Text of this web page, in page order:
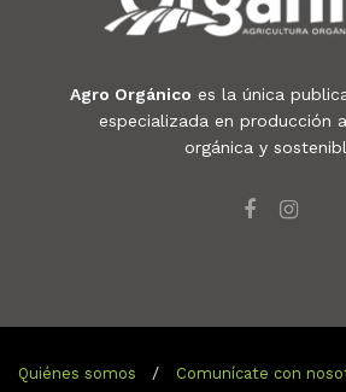
Agro Orgánico es la única
especializada en producción
orgánica y
Quiénes somos Comunícate con